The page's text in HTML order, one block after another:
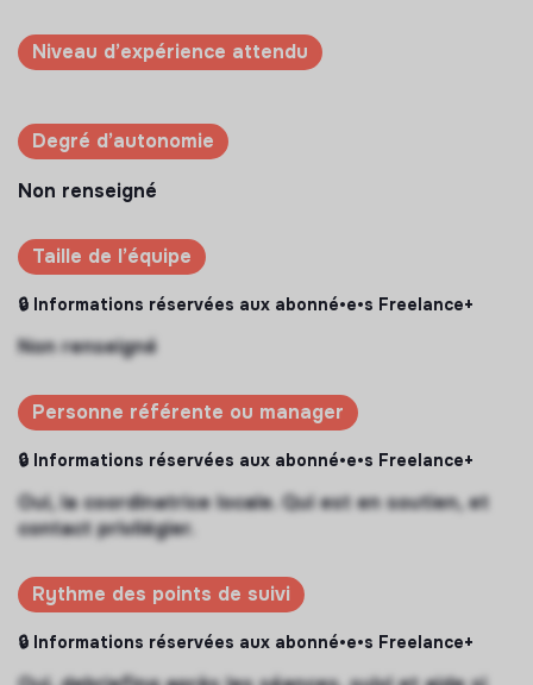
Niveau d’expérience attendu
Degré d’autonomie
Non renseigné
Taille de l’équipe
🔒 Informations réservées aux abonné•e•s Freelance+
Non renseigné
Personne référente ou manager
🔒 Informations réservées aux abonné•e•s Freelance+
Oui, la coordinatrice locale. Qui est en soutien, et
contact privilégier.
Rythme des points de suivi
🔒 Informations réservées aux abonné•e•s Freelance+